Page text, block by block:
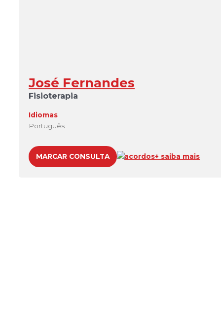
José Fernandes
Fisioterapia
Idiomas
Português
MARCAR CONSULTA acordos+ saiba mais